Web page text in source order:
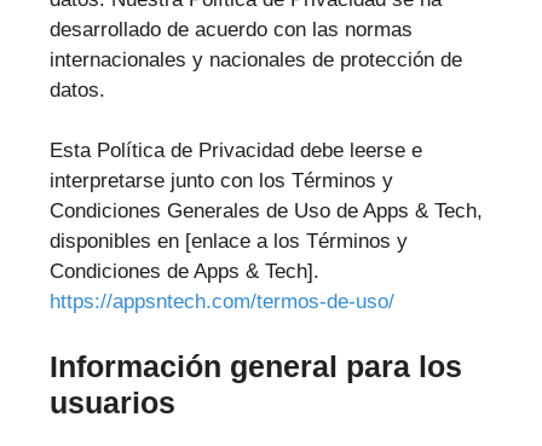
desarrollado de acuerdo con las normas
internacionales y nacionales de protección de
datos.
Esta Política de Privacidad debe leerse e
interpretarse junto con los Términos y
Condiciones Generales de Uso de Apps & Tech,
disponibles en [enlace a los Términos y
Condiciones de Apps & Tech].
https://appsntech.com/termos-de-uso/
Información general para los
usuarios